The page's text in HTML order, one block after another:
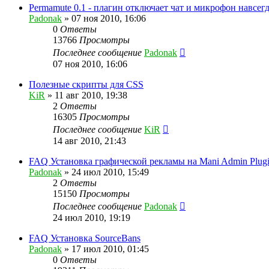
Permamute 0.1 - плагин отключает чат и микрофон
Padonak » 07 ноя 2010, 16:06
0 Ответы
13766 Просмотры
Последнее сообщение Padonak
07 ноя 2010, 16:06
Полезные скрипты для CSS
KiR » 11 авг 2010, 19:38
2 Ответы
16305 Просмотры
Последнее сообщение KiR
14 авг 2010, 21:43
FAQ Установка графической рекламы на Mani Admin
Padonak » 24 июл 2010, 15:49
2 Ответы
15150 Просмотры
Последнее сообщение Padonak
24 июл 2010, 19:19
FAQ Установка SourceBans
Padonak » 17 июл 2010, 01:45
0 Ответы